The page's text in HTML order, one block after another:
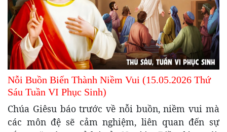
Nỗi Buồn Biến Thành Niềm Vui (15.05.2026 Thứ
Sáu Tuần VI Phục Sinh)
Chúa Giêsu báo trước về nỗi buồn, niềm vui mà
các môn đệ sẽ cảm nghiệm, liên quan đến sự